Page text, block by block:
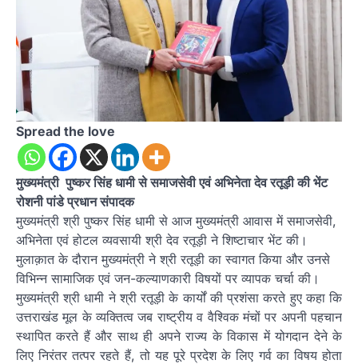
Spread the love
मुख्यमंत्री पुष्कर सिंह धामी से समाजसेवी एवं अभिनेता देव रतूड़ी की भेंट
रोशनी पांडे प्रधान संपादक
मुख्यमंत्री श्री पुष्कर सिंह धामी से आज मुख्यमंत्री आवास में समाजसेवी,
अभिनेता एवं होटल व्यवसायी श्री देव रतूड़ी ने शिष्टाचार भेंट की।
मुलाक़ात के दौरान मुख्यमंत्री ने श्री रतूड़ी का स्वागत किया और उनसे
विभिन्न सामाजिक एवं जन-कल्याणकारी विषयों पर व्यापक चर्चा की।
मुख्यमंत्री श्री धामी ने श्री रतूड़ी के कार्यों की प्रशंसा करते हुए कहा कि
उत्तराखंड मूल के व्यक्तित्व जब राष्ट्रीय व वैश्विक मंचों पर अपनी पहचान
स्थापित करते हैं और साथ ही अपने राज्य के विकास में योगदान देने के
लिए निरंतर तत्पर रहते हैं, तो यह पूरे प्रदेश के लिए गर्व का विषय होता